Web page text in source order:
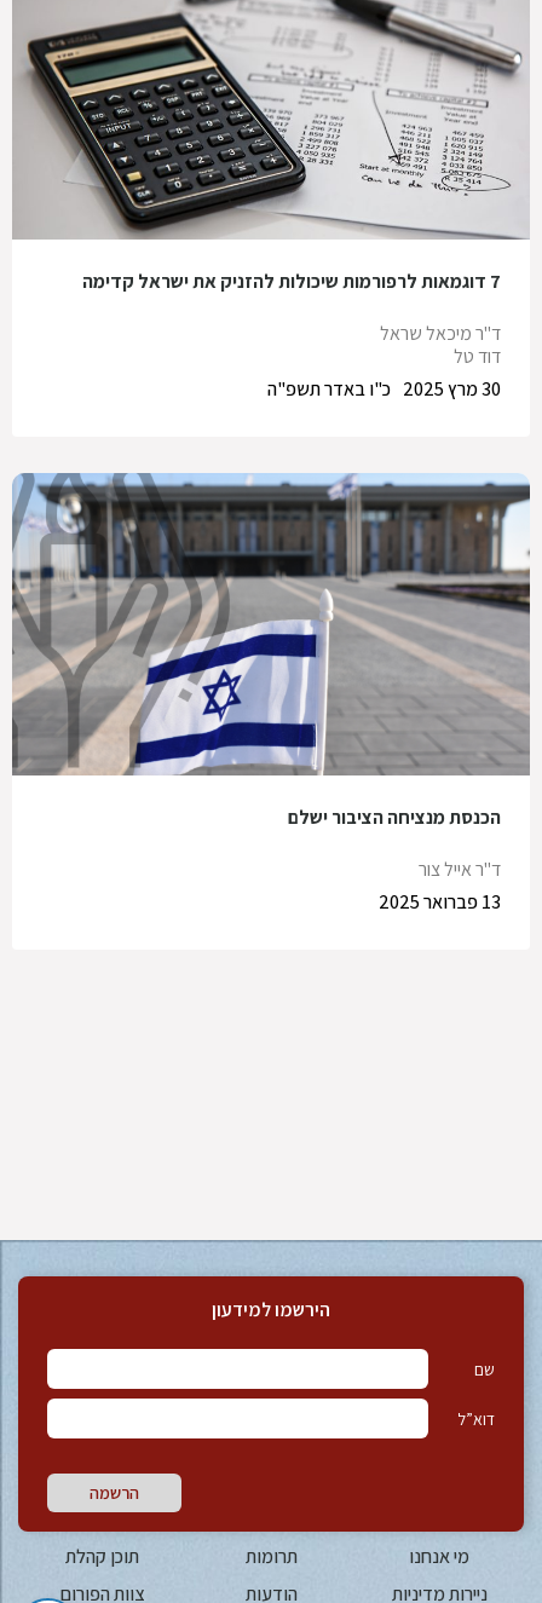
7 דוגמאות לרפורמות שיכולות להזניק את ישראל קדימה
ד"ר מיכאל שראל
דוד טל
כ"ו באדר תשפ"ה
30 מרץ 2025
הכנסת מנציחה הציבור ישלם
ד"ר אייל צור
13 פברואר 2025
הירשמו למידעון
שם
דוא”ל
הרשמה
מי אנחנו תרומות
תוכן קהלת
ניירות מדיניות
הודעות צוות הפורום